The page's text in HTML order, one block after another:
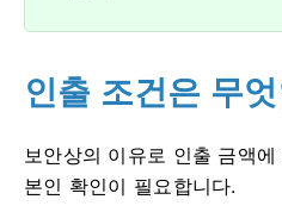
인출 조건은 무
보안상의 이유로 인출 금액
본인 확인이 필요합니다.